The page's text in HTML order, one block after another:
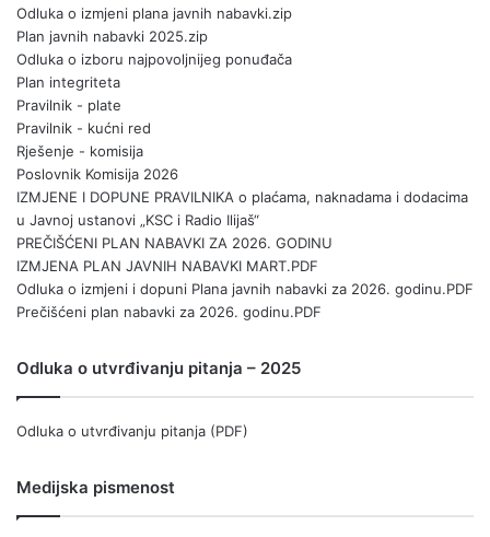
Odluka o izmjeni plana javnih nabavki.zip
Plan javnih nabavki 2025.zip
Odluka o izboru najpovoljnijeg ponuđača
Plan integriteta
Pravilnik - plate
Pravilnik - kućni red
Rješenje - komisija
Poslovnik Komisija 2026
IZMJENE I DOPUNE PRAVILNIKA o plaćama, naknadama i dodacima
u Javnoj ustanovi „KSC i Radio Ilijaš“
PREČIŠĆENI PLAN NABAVKI ZA 2026. GODINU
IZMJENA PLAN JAVNIH NABAVKI MART.PDF
Odluka o izmjeni i dopuni Plana javnih nabavki za 2026. godinu.PDF
Prečišćeni plan nabavki za 2026. godinu.PDF
Odluka o utvrđivanju pitanja – 2025
Odluka o utvrđivanju pitanja (PDF)
Medijska pismenost